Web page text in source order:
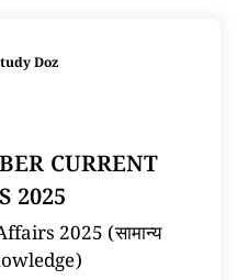
Doz
CURRENT
2025
2025 (सामान्य